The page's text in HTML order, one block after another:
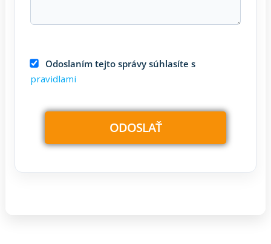
Odoslaním tejto správy súhlasíte s
pravidlami